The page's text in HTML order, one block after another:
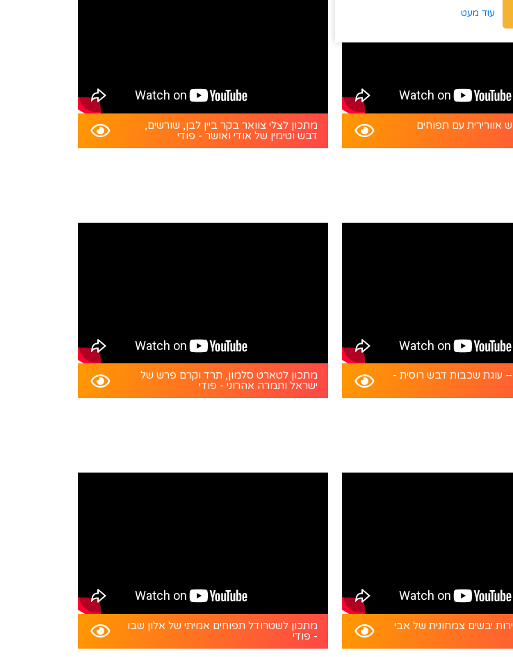
אוורירית עם תפוחים
מתכון לצלי צוואר בקר ביין לבן, שורשים,
דבש וטימין של אודי ואושר - פודי
עוגת שכבות דבש רוסית -
מתכון לטארט סלמון, תרד וקרם פרש של
ישראל ותמרה אהרוני - פודי
יבשים צמחונית של אבי
מתכון לשטרודל תפוחים אמיתי של אלון שבו
- פודי
עוד מעט